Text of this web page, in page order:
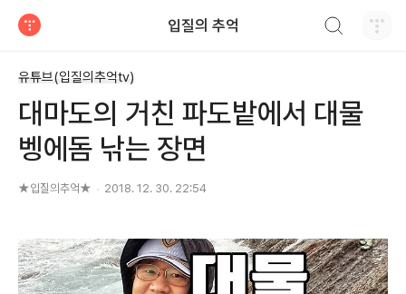
입질의 추억
유튜브(입질의추억tv)
대마도의 거친 파도밭에서 대물
벵에돔 낚는 장면
★입질의추억★ 2018. 12. 30. 22:54